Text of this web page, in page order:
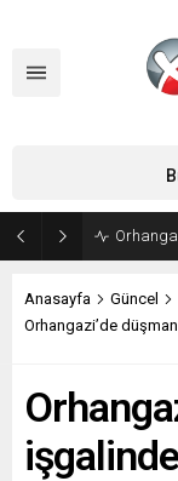
Anasayfa
Güncel
Orhangazi’de